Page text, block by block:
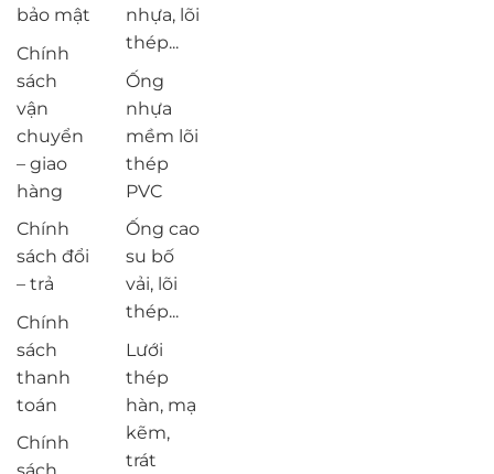
bảo mật
Chính
sách
vận
chuyển
– giao
hàng
Chính
sách đổi
– trả
Chính
sách
thanh
toán
Chính
nhựa, lõi
thép...
Ống
nhựa
mềm lõi
thép
PVC
Ống cao
su bố
vải, lõi
thép...
Lưới
thép
hàn, mạ
kẽm,
trát